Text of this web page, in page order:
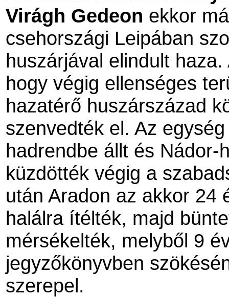
Virágh Gedeon ekkor
csehországi Leipában
huszárjával elindult
hogy végig ellenséges
hazatérő huszárszázad
szenvedték el. Az
hadrendbe állt és
küzdötték végig a
után Aradon az akkor 24
halálra ítélték, majd
mérsékelték, melyből 9
jegyzőkönyvben
szerepel.